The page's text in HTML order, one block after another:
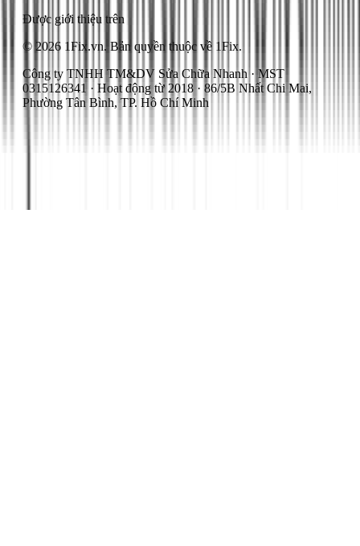
Được giới thiệu trên
© 2026 1Fix.vn. Bản quyền thuộc về 1Fix.
Công ty TNHH TM&DV Sửa Chữa Nhanh · MST
0315126341 · Hoạt động từ 2018 · 86/5B Nhất Chi Mai,
Phường Tân Bình, TP. Hồ Chí Minh